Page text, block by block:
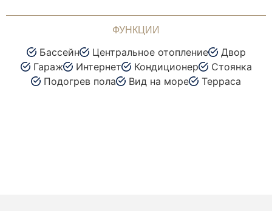
ФУНКЦИИ
Бассейн Центральное отопление
Двор
Гараж
Интернет Кондиционер
Стоянка
Подогрев пола
Вид на море Терраса